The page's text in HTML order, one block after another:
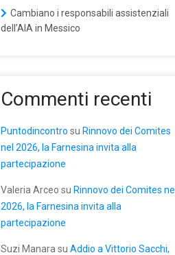
Cambiano i responsabili assistenziali
dell’AIA in Messico
Commenti recenti
Puntodincontro su Rinnovo dei Comites
nel 2026, la Farnesina invita alla
partecipazione
Valeria Arceo su Rinnovo dei Comites nel
2026, la Farnesina invita alla
partecipazione
Suzi Manara su Addio a Vittorio Sacchi,